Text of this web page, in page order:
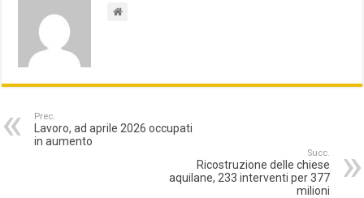
Prec.
Lavoro, ad aprile 2026 occupati
in aumento
Succ.
Ricostruzione delle chiese
aquilane, 233 interventi per 377
milioni